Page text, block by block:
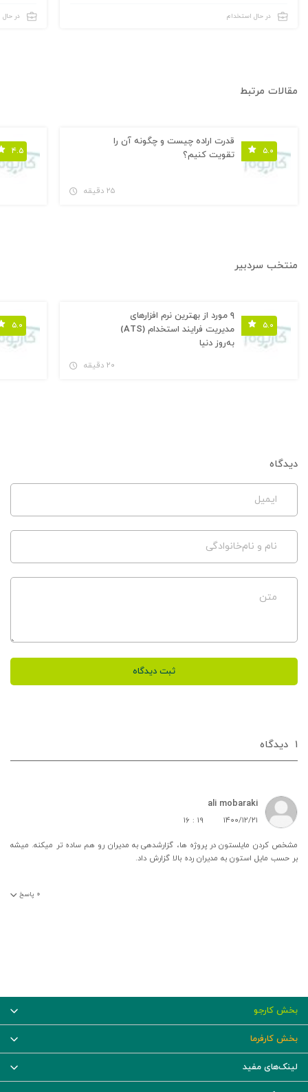
در حال استخدام در
مقالات مرتبط
۵.۰
قدرت اراده چیست و چگونه آن را
تقویت کنیم؟
۲۵ دقیقه
۴.۵
منتخب سردبیر
۵.۰
۹ مورد از بهترین نرم افزارهای
مدیریت فرایند استخدام (ATS)
به‌روز دنیا
۲۰ دقیقه
۵.۰
دیدگاه
ایمیل
نام و نام‌خانوادگی
متن
ثبت دیدگاه
۱ دیدگاه‌
ali mobaraki
۱۴۰۰/۱۲/۲۱ ۱۶ : ۱۹
مشخص کردن مایلستون در پروژه ها، گزارشدهی به مدیران رو هم ساده تر میکنه. میشه
بر حسب مایل استون به مدیران رده بالا گزارش داد.
۰ پاسخ
بخش کارجو
بخش کارفرما
لینک‌های مفید